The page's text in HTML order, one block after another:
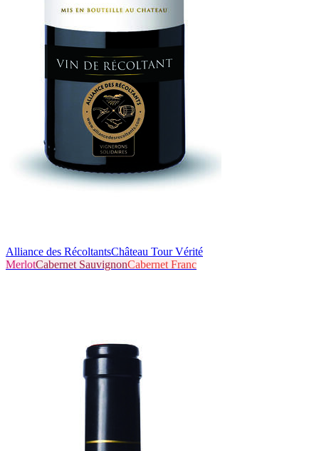
Alliance des RécoltantsChâteau Tour Vérité
MerlotCabernet SauvignonCabernet Franc